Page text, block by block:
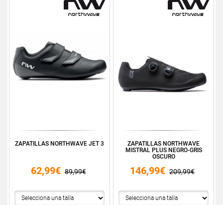
ZAPATILLAS NORTHWAVE JET 3
62,99€ 89,99€
ZAPATILLAS NORTHWAVE
MISTRAL PLUS NEGRO-GRIS
OSCURO
146,99€ 209,99€